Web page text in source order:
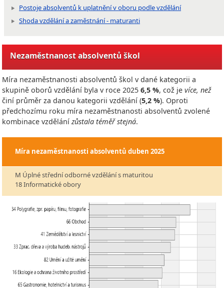
Postoje absolventů k uplatnění v oboru podle vzdělání
Shoda vzdělání a zaměstnání - maturanti
Nezaměstnanost absolventů škol
Míra nezaměstnanosti absolventů škol v dané kategorii a
skupině oborů vzdělání byla v roce 2025 6,5 %, což je více, než
činí průměr za danou kategorii vzdělání (5,2 %). Oproti
předchozímu roku míra nezaměstnanosti absolventů zvolené
kombinace vzdělání zůstala téměř stejná.
Míra nezaměstnanosti absolventů duben 2025
M Úplné střední odborné vzdělání s maturitou
18 Informatické obory